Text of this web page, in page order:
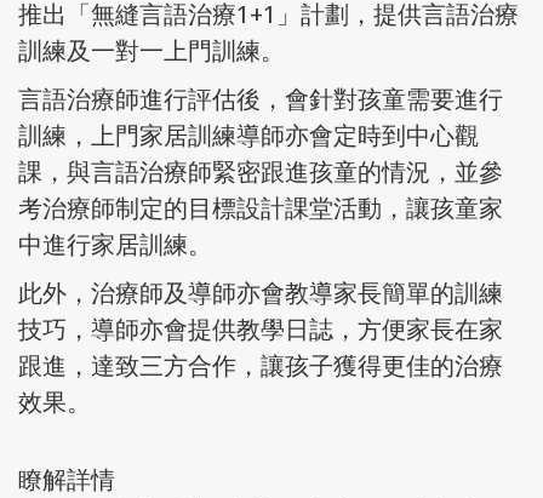
推出「無縫言語治療1+1」計劃，提供言語治療
訓練及一對一上門訓練。
言語治療師進行評估後，會針對孩童需要進行
訓練，上門家居訓練導師亦會定時到中心觀
課，與言語治療師緊密跟進孩童的情況，並參
考治療師制定的目標設計課堂活動，讓孩童家
中進行家居訓練。
此外，治療師及導師亦會教導家長簡單的訓練
技巧，導師亦會提供教學日誌，方便家長在家
跟進，達致三方合作，讓孩子獲得更佳的治療
效果。
瞭解詳情